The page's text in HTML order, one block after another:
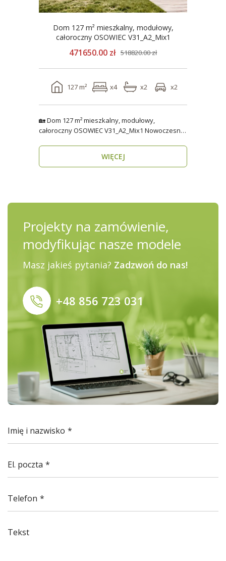
Dom 127 m² mieszkalny, modułowy,
całoroczny OSOWIEC V31_A2_Mix1
471650.00 zł 518820.00 zł
127 m² x4 x2 x2
🏡 Dom 127 m² mieszkalny, modułowy,
całoroczny OSOWIEC V31_A2_Mix1 Nowoczesny,
WIĘCEJ
Projekty na zamówienie,
modyfikując nasze modele
Masz jakieś pytania? Zadzwoń do nas!
+48 856 723 031
Imię i nazwisko
El. poczta
Telefon
Tekst